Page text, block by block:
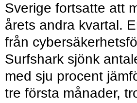
Sverige fortsatte att
årets andra kvartal.
från
Surfshark sjönk
med sju procent
tre första månader,